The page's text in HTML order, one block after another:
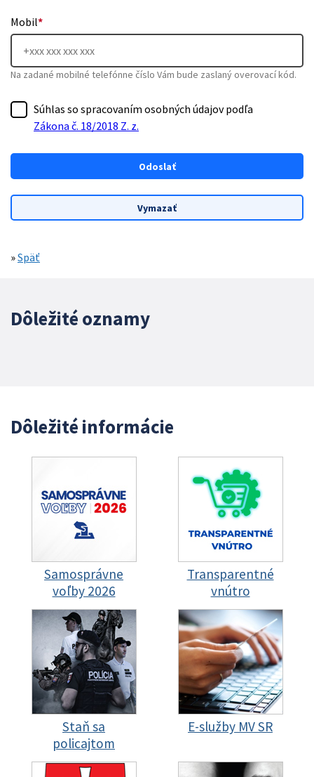
Mobil*
Na zadané mobilné telefónne číslo Vám bude zaslaný overovací kód.
Súhlas so spracovaním osobných údajov podľa
Zákona č. 18/2018 Z. z.
»Späť
Dôležité oznamy
Dôležité informácie
Samosprávne
voľby 2026
Transparentné
vnútro
Staň sa
policajtom
E-služby MV SR